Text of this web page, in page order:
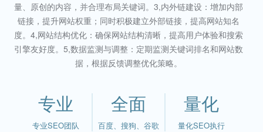
量、原创的内容，并合理布局关键词。3,内外链建设：增加内部
链接，提升网站权重；同时积极建立外部链接，提高网站知名
度。4,网站结构优化：确保网站结构清晰，提高用户体验和搜索
引擎友好度。5,数据监测与调整：定期监测关键词排名和网站数
据，根据反馈调整优化策略。
专业
专业SEO团队
全面
百度、搜狗、谷歌
量化
量化SEO执行